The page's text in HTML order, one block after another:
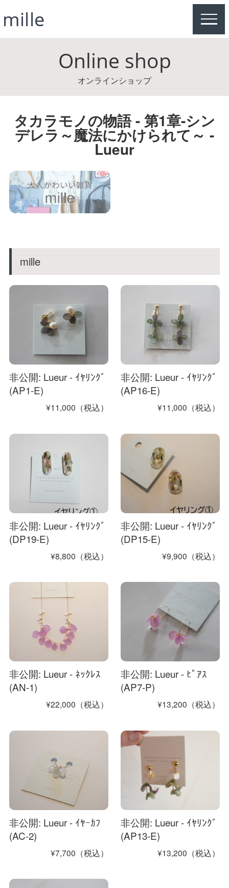
Online shop
オンラインショップ
タカラモノの物語 - 第1章-シン
デレラ～魔法にかけられて～ -
Lueur
mille
非公開: Lueur - ｲﾔﾘﾝｸﾞ
(AP1-E)
¥11,000（税込）
非公開: Lueur - ｲﾔﾘﾝｸﾞ
(AP16-E)
¥11,000（税込）
非公開: Lueur - ｲﾔﾘﾝｸﾞ
(DP19-E)
¥8,800（税込）
非公開: Lueur - ｲﾔﾘﾝｸﾞ
(DP15-E)
¥9,900（税込）
非公開: Lueur - ﾈｯｸﾚｽ
(AN-1)
¥22,000（税込）
非公開: Lueur - ﾋﾟｱｽ
(AP7-P)
¥13,200（税込）
非公開: Lueur - ｲﾔｰｶﾌ
(AC-2)
¥7,700（税込）
非公開: Lueur - ｲﾔﾘﾝｸﾞ
(AP13-E)
¥13,200（税込）